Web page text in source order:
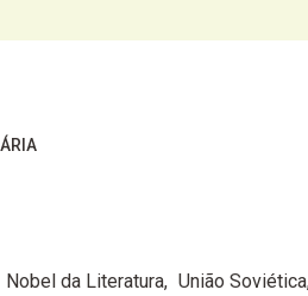
Nobel da Literatura
União Soviética